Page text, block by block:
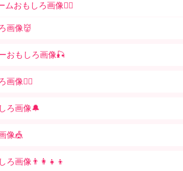
ムおもしろ画像🧚‍♀️
画像👹
おもしろ画像🎣
画像🤹‍♂️
ろ画像🔔
像🎪
ろ画像👨‍👩‍👧‍👦